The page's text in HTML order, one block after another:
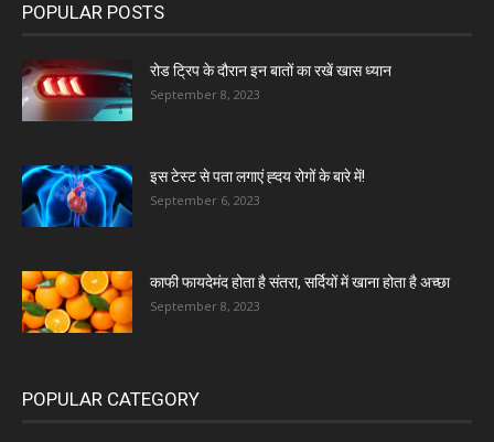
POPULAR POSTS
रोड ट्रिप के दौरान इन बातों का रखें खास ध्यान
September 8, 2023
इस टेस्ट से पता लगाएं ह्दय रोगों के बारे में!
September 6, 2023
काफी फायदेमंद होता है संतरा, सर्दियों में खाना होता है अच्छा
September 8, 2023
POPULAR CATEGORY